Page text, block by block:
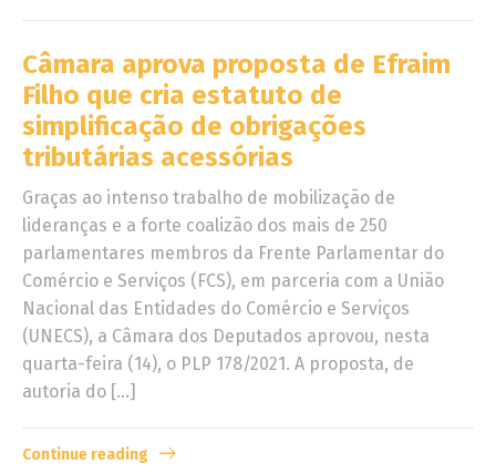
Câmara aprova proposta de Efraim
Filho que cria estatuto de
simplificação de obrigações
tributárias acessórias
Graças ao intenso trabalho de mobilização de
lideranças e a forte coalizão dos mais de 250
parlamentares membros da Frente Parlamentar do
Comércio e Serviços (FCS), em parceria com a União
Nacional das Entidades do Comércio e Serviços
(UNECS), a Câmara dos Deputados aprovou, nesta
quarta-feira (14), o PLP 178/2021. A proposta, de
autoria do […]
Continue reading